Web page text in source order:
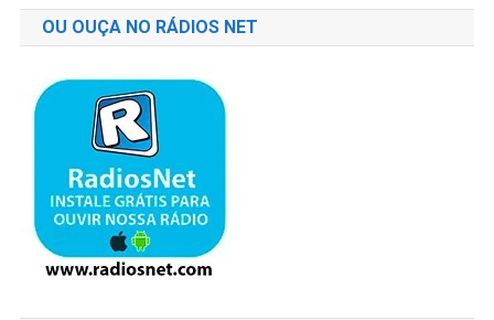
OU OUÇA NO RÁDIOS NET